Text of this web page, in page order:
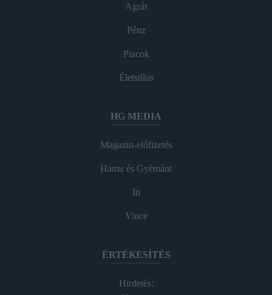
Agrár
Pénz
Piacok
Életstílus
HG MEDIA
Magazin-előfizetés
Hamu és Gyémánt
In
Vince
ÉRTÉKESÍTÉS
Hirdetés: